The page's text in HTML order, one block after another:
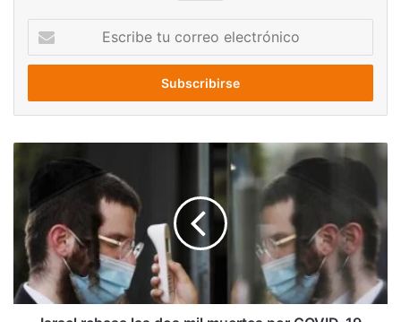
correo
Israel
dos
mil
muertes
por
COVID-
19